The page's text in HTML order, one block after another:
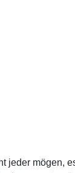
jeder mögen,